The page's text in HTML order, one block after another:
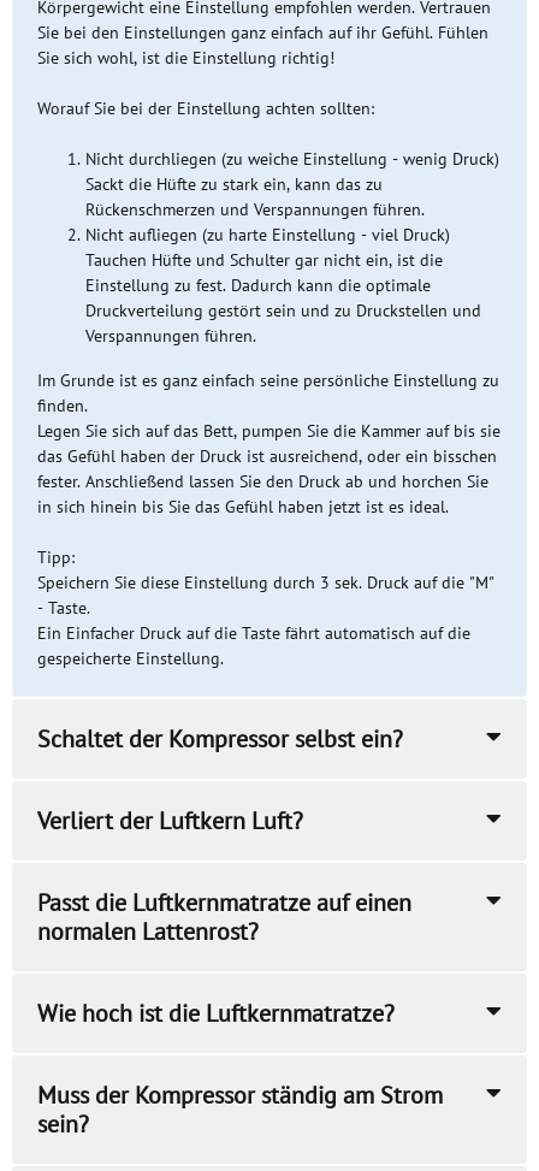
Körpergewicht eine Einstellung empfohlen werden. Vertrauen
Sie bei den Einstellungen ganz einfach auf ihr Gefühl. Fühlen
Sie sich wohl, ist die Einstellung richtig!
Worauf Sie bei der Einstellung achten sollten:
Nicht durchliegen (zu weiche Einstellung - wenig Druck)
Sackt die Hüfte zu stark ein, kann das zu
Rückenschmerzen und Verspannungen führen.
Nicht aufliegen (zu harte Einstellung - viel Druck)
Tauchen Hüfte und Schulter gar nicht ein, ist die
Einstellung zu fest. Dadurch kann die optimale
Druckverteilung gestört sein und zu Druckstellen und
Verspannungen führen.
Im Grunde ist es ganz einfach seine persönliche Einstellung zu
finden.
Legen Sie sich auf das Bett, pumpen Sie die Kammer auf bis sie
das Gefühl haben der Druck ist ausreichend, oder ein bisschen
fester. Anschließend lassen Sie den Druck ab und horchen Sie
in sich hinein bis Sie das Gefühl haben jetzt ist es ideal.
Tipp:
Speichern Sie diese Einstellung durch 3 sek. Druck auf die "M"
- Taste.
Ein Einfacher Druck auf die Taste fährt automatisch auf die
gespeicherte Einstellung.
Schaltet der Kompressor selbst ein?
Verliert der Luftkern Luft?
Passt die Luftkernmatratze auf einen
normalen Lattenrost?
Wie hoch ist die Luftkernmatratze?
Muss der Kompressor ständig am Strom
sein?